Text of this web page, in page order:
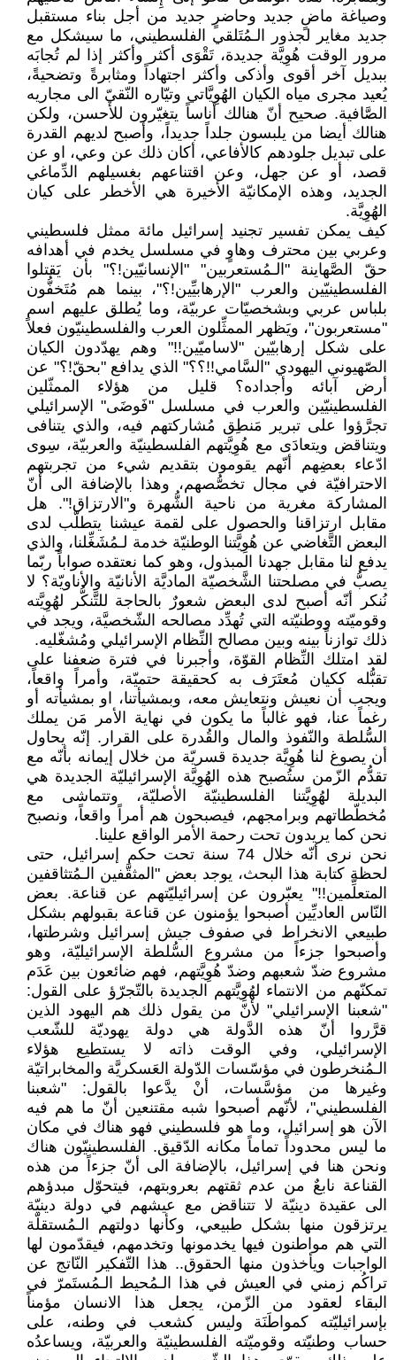
وصياغة ماضٍ جديد وحاضرٍ جديد من أجل بناء مستقبل
جديد مغاير لجذور الـمُتَلقي الفلسطيني، ما سيشكل مع
مرور الوقت هُوِيَّة جديدة، تَقْوَى أكثر وأكثر إذا لم تُجابَه
ببديل آخر أقوى وأذكى وأكثر اجتهاداً ومثابرةً وتضحيةً،
يُعيد مجرى مياه الكيان الهُوِيَّاتي وتيّاره النّقيّ الى مجاريه
الصَّافية. صحيح أنّ هنالك أناساً يتغيّرون للأحسن، ولكن
هنالك أيضا من يلبسون جلداً جديداً، وأصبح لديهم القدرة
على تبديل جلودهم كالأفاعي، أكان ذلك عن وعي، او عن
قصد، أو عن جهل، وعن اقتناعهم بغسيلهم الدِّماغي
الجديد، وهذه الإمكانيّة الأخيرة هي الأخطر على كيان
الهُوِيَّة.
كيف يمكن تفسير تجنيد إسرائيل مائة ممثل فلسطيني
وعربي بين محترف وهاوٍ في مسلسل يخدم في أهدافه
حقّ الصَّهاينة "الـمُستعربين" "الإنسانيّين!؟" بأن يَقتلوا
الفلسطينيّين والعرب "الإرهابيِّين!؟"، بينما هم مُتَخفُّون
بلباس عربي وبشخصيّات عربيّة، وما يُطلق عليهم اسم
"مستعربون"، ويَظهر الممثِّلون العرب والفلسطينيّون فعلاً
على شكل إرهابيّين "لاساميّين!!" وهم يهدّدون الكيان
الصّهيوني اليهودي "السَّامي!!؟؟" الذي يدافع "بحقّ!؟" عن
أرض آبائه وأجداده؟ قليل من هؤلاء الممثّلين
الفلسطينيّين والعرب في مسلسل "فَوضَى" الإسرائيلي
تجرَّؤوا على تبرير مَنطِق مُشاركتهم فيه، والذي يتنافى
ويتناقض ويتعادَى مع هُوِيَّتهم الفلسطينيّة والعربيّة، سِوى
ادّعاء بعضِهم أنّهم يقومون بتقديم شيء من تجربتهم
الاحترافيّة في مجال تخصُّصهم، وهذا بالإضافة الى أنّ
المشاركة مغرية من ناحية الشُّهرة و"الارتزاق!". هل
مقابل ارتزاقنا والحصول على لقمة عيشنا يتطلّب لدى
البعض التَّغاضي عن هُوِيَّتنا الوطنيّة خدمة لـمُشَغِّلنا، والذي
يدفع لنا مقابل جهدنا المبذول، وهو كما نعتقده صواباً ربّما
يصبُّ في مصلحتنا الشَّخصيّة الماديَّة الأنانيّة والأناويّة؟ لا
نُنكر أنّه أصبح لدى البعض شعورٌ بالحاجة للتَّنكُّر لهُوِيَّته
وقوميّته ووطنيّته التي تُهدِّد مصالحه الشّخصيَّة، ويجد في
ذلك توازناً بينه وبين مصالح النِّظام الإسرائيلي ومُشغّليه.
لقد امتلك النِّظام القوّة، وأجبرنا في فترة ضعفنا على
تقبُّله ككيان مُعتَرَف به كحقيقة حتميّة، وأمراً واقعاً،
ويجب أن نعيش ونتعايش معه، وبمشيأتنا، او بمشيأته أو
رغماً عنا، فهو غالباً ما يكون في نهاية الأمر مَن يملك
السُّلطة والنّفوذ والمال والقُدرة على القرار. إنّه يحاول
أن يصوغ لنا هُوِيَّة جديدة قسريّة من خلال إيمانه بأنّه مع
تقدُّم الزّمن ستُصبح هذه الهُوِيَّة الإسرائيليّة الجديدة هي
البديلة لهُوِيَّتنا الفلسطينيّة الأصليّة، وتتماشى مع
مُخطّطاتهم وبرامجهم، فيصبحون هم أمراً واقعاً، ونصبح
نحن كما يريدون تحت رحمة الأمر الواقع علينا.
نحن نرى أنّه خلال 74 سنة تحت حكم إسرائيل، حتى
لحظة كتابة هذا البحث، يوجد بعض "المثقَّفين الـمُتثاقفين
المتعلِّمين!!" يعبّرون عن إسرائيليّتهم عن قناعة. بعض
النّاس العاديِّين أصبحوا يؤمنون عن قناعة بقبولهم بشكل
طبيعي الانخراط في صفوف جيش إسرائيل وشرطتها،
وأصبحوا جزءاً من مشروع السُّلطة الإسرائيليّة، وهو
مشروع ضدّ شعبهم وضدّ هُوِيَّتهم، فهم ضائعون بين عَدَم
تمكنّهم من الانتماء لهُوِيَّتهم الجديدة بالتّجرّؤ على القول:
"شعبنا الإسرائيلي" لأنّ من يقول ذلك هم اليهود الذين
قرَّروا أنّ هذه الدَّولة هي دولة يهوديّة للشّعب
الإسرائيلي، وفي الوقت ذاته لا يستطيع هؤلاء
الـمُنخرطون في مؤسّسات الدّولة العَسكريَّة والمخابراتيّة
وغيرها من مؤسَّسات، أنْ يدَّعوا بالقول: "شعبنا
الفلسطيني"، لأنّهم أصبحوا شبه مقتنعين أنّ ما هم فيه
الآن هو إسرائيل، وما هو فلسطيني فهو هناك في مكان
ما ليس محدوداً تماماً مكانه الدّقيق. الفلسطينيّون هناك
ونحن هنا في إسرائيل، بالإضافة الى أنّ جزءاً من هذه
القناعة نابعٌ من عدم ثقتهم بعروبتهم، فيتحوّل مبدؤهم
الى عقيدة دينيّة لا تتناقض مع عيشهم في دولة دينيّة
يرتزقون منها بشكل طبيعي، وكأنها دولتهم الـمُستقلّة
التي هم مواطنون فيها يخدمونها وتخدمهم، فيقدّمون لها
الواجبات ويأخذون منها الحقوق.. هذا التّفكير النّاتج عن
تراكُم زمني في العيش في هذا الـمُحيط الـمُستَمرّ في
البقاء لعقود من الزّمن، يجعل هذا الانسان مؤمناً
بإسرائيليّته كمواطَنَة وليس كشعب في وطنه، على
حساب وطنيّته وقوميّته الفلسطينيّة والعربيّة، ويساعدُه